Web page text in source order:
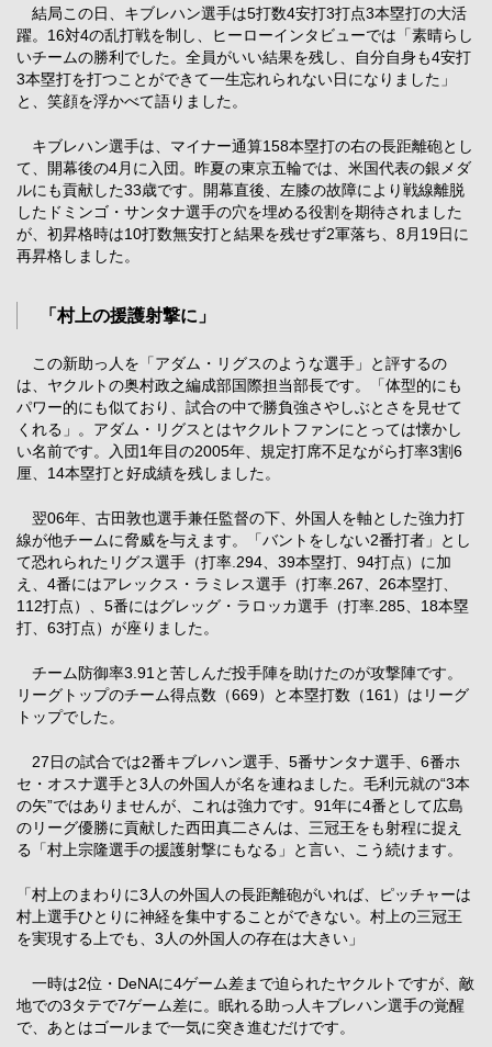
結局この日、キブレハン選手は5打数4安打3打点3本塁打の大活
躍。16対4の乱打戦を制し、ヒーローインタビューでは「素晴らし
いチームの勝利でした。全員がいい結果を残し、自分自身も4安打
3本塁打を打つことができて一生忘れられない日になりました」
と、笑顔を浮かべて語りました。
キブレハン選手は、マイナー通算158本塁打の右の長距離砲とし
て、開幕後の4月に入団。昨夏の東京五輪では、米国代表の銀メダ
ルにも貢献した33歳です。開幕直後、左膝の故障により戦線離脱
したドミンゴ・サンタナ選手の穴を埋める役割を期待されました
が、初昇格時は10打数無安打と結果を残せず2軍落ち、8月19日に
再昇格しました。
「村上の援護射撃に」
この新助っ人を「アダム・リグスのような選手」と評するの
は、ヤクルトの奥村政之編成部国際担当部長です。「体型的にも
パワー的にも似ており、試合の中で勝負強さやしぶとさを見せて
くれる」。アダム・リグスとはヤクルトファンにとっては懐かし
い名前です。入団1年目の2005年、規定打席不足ながら打率3割6
厘、14本塁打と好成績を残しました。
翌06年、古田敦也選手兼任監督の下、外国人を軸とした強力打
線が他チームに脅威を与えます。「バントをしない2番打者」とし
て恐れられたリグス選手（打率.294、39本塁打、94打点）に加
え、4番にはアレックス・ラミレス選手（打率.267、26本塁打、
112打点）、5番にはグレッグ・ラロッカ選手（打率.285、18本塁
打、63打点）が座りました。
チーム防御率3.91と苦しんだ投手陣を助けたのが攻撃陣です。
リーグトップのチーム得点数（669）と本塁打数（161）はリーグ
トップでした。
27日の試合では2番キブレハン選手、5番サンタナ選手、6番ホ
セ・オスナ選手と3人の外国人が名を連ねました。毛利元就の“3本
の矢”ではありませんが、これは強力です。91年に4番として広島
のリーグ優勝に貢献した西田真二さんは、三冠王をも射程に捉え
る「村上宗隆選手の援護射撃にもなる」と言い、こう続けます。
「村上のまわりに3人の外国人の長距離砲がいれば、ピッチャーは
村上選手ひとりに神経を集中することができない。村上の三冠王
を実現する上でも、3人の外国人の存在は大きい」
一時は2位・DeNAに4ゲーム差まで迫られたヤクルトですが、敵
地での3タテで7ゲーム差に。眠れる助っ人キブレハン選手の覚醒
で、あとはゴールまで一気に突き進むだけです。